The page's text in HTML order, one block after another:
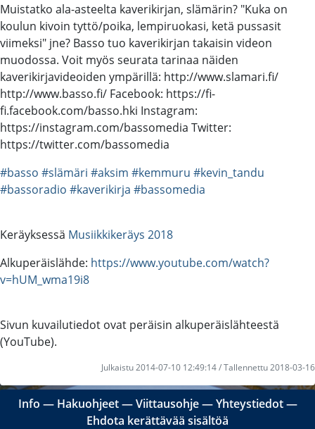
Muistatko ala-asteelta kaverikirjan, slämärin? "Kuka on
koulun kivoin tyttö/poika, lempiruokasi, ketä pussasit
viimeksi" jne? Basso tuo kaverikirjan takaisin videon
muodossa. Voit myös seurata tarinaa näiden
kaverikirjavideoiden ympärillä: http://www.slamari.fi/
http://www.basso.fi/ Facebook: https://fi-
fi.facebook.com/basso.hki Instagram:
https://instagram.com/bassomedia Twitter:
https://twitter.com/bassomedia
#basso #slämäri #aksim #kemmuru #kevin_tandu
#bassoradio #kaverikirja #bassomedia
Keräyksessä Musiikkikeräys 2018
Alkuperäislähde: https://www.youtube.com/watch?
v=hUM_wma19i8
Sivun kuvailutiedot ovat peräisin alkuperäislähteestä
(YouTube).
Julkaistu 2014-07-10 12:49:14 / Tallennettu 2018-03-16
Info ― Hakuohjeet―Viittausohje―Yhteystiedot―
Ehdota kerättävää sisältöä